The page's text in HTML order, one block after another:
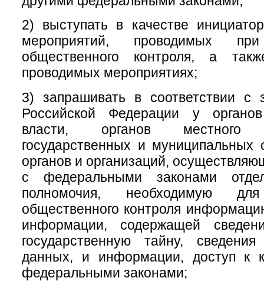
2) выступать в качестве
мероприятий, проводимых при
общественного контроля, а
проводимых мероприятиях;
3) запрашивать в соответствии с
Российской Федерации у органов
власти, органов местного
государственных и муниципальных
органов и организаций,
с федеральными законами
полномочия, необходимую для
общественного контроля
информации, содержащей
государственную тайну,
данных, и информации, доступ к
федеральными законами;